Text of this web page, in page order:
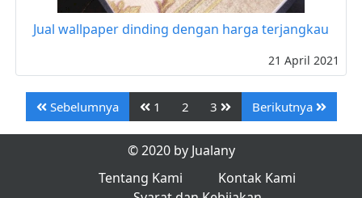
Jual wallpaper dinding dengan harga terjangkau
21 April 2021
Sebelumnya 1 2 3 Berikutnya
© 2020 by Jualany
Tentang Kami
Kontak Kami